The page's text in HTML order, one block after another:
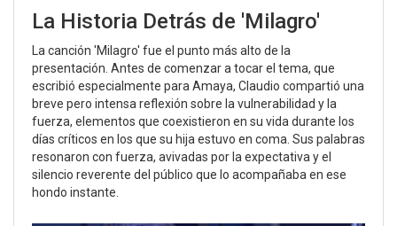
La Historia Detrás de 'Milagro'
La canción 'Milagro' fue el punto más alto de la
presentación. Antes de comenzar a tocar el tema, que
escribió especialmente para Amaya, Claudio compartió una
breve pero intensa reflexión sobre la vulnerabilidad y la
fuerza, elementos que coexistieron en su vida durante los
días críticos en los que su hija estuvo en coma. Sus palabras
resonaron con fuerza, avivadas por la expectativa y el
silencio reverente del público que lo acompañaba en ese
hondo instante.